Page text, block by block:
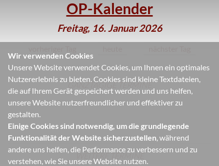
Wir verwenden Cookies
Unsere Website verwendet Cookies, um Ihnen ein optimales
Nutzererlebnis zu bieten. Cookies sind kleine Textdateien,
die auf Ihrem Gerät gespeichert werden und uns helfen,
unsere Website nutzerfreundlicher und effektiver zu
gestalten.
Einige Cookies sind notwendig, um die grundlegende
Funktionalität der Website sicherzustellen, während
andere uns helfen, die Performance zu verbessern und zu
verstehen, wie Sie unsere Website nutzen.
OP-Kalender
Freitag, 16. Januar 2026
GANZTÄGIGE TERMINE
WEITERE TERMINE